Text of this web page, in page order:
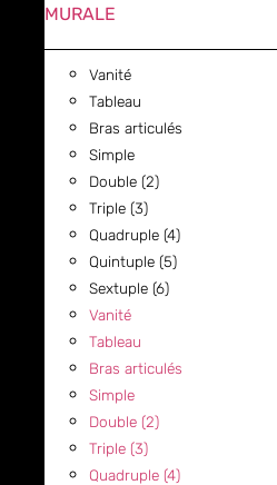
MURALE
Vanité
Tableau
Bras articulés
Simple
Double (2)
Triple (3)
Quadruple (4)
Quintuple (5)
Sextuple (6)
Vanité
Tableau
Bras articulés
Simple
Double (2)
Triple (3)
Quadruple (4)